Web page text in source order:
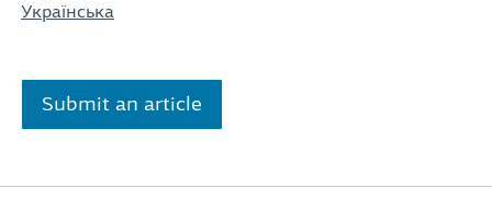
Українська
Submit an article